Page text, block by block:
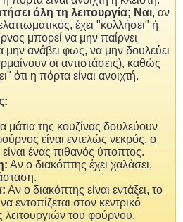
όλη τη λειτουργία; Ναι, αν
έχει "κολλήσει" ή
μπορεί να μην παίρνει
μην ανάβει φως, να μην δουλεύει
οι αντιστάσεις), καθώς
ότι η πόρτα είναι ανοιχτή.
μάτια της κουζίνας δουλεύουν
είναι εντελώς νεκρός, ο
ένας πιθανός ύποπτος.
Αν ο διακόπτης έχει χαλάσει,
Αν ο διακόπτης είναι εντάξει, το
εντοπίζεται στον κεντρικό
λειτουργιών του φούρνου.